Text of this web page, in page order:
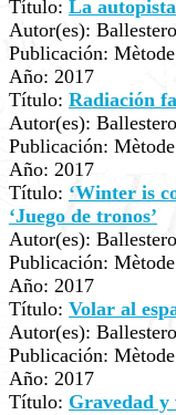
Título: La
Autor(es):
Publicación: Mètode
Año: 2017
Título: Radiación
Autor(es):
Publicación: Mètode
Año: 2017
Título: ‘Winter is
‘Juego de tronos’
Autor(es):
Publicación: Mètode
Año: 2017
Título: Volar al
Autor(es):
Publicación: Mètode
Año: 2017
Título: Gravedad y